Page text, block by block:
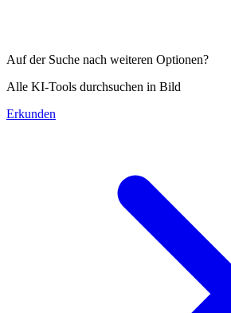
Auf der Suche nach weiteren Optionen?
Alle KI-Tools durchsuchen in Bild
Erkunden